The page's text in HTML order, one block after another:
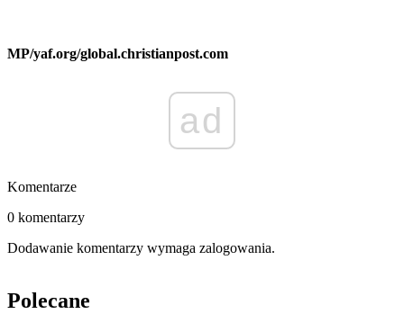
MP/yaf.org/global.christianpost.com
ad
Komentarze
0 komentarzy
Dodawanie komentarzy wymaga zalogowania.
Polecane